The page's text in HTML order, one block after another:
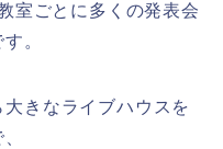
室ごとに多くの発表会
。
きなライブハウスを